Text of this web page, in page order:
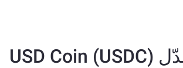
لماذا تبدّل USD Coin (USDC)